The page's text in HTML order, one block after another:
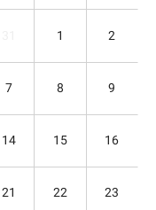
1 2
7 8 9
14 15 16
21 22 23